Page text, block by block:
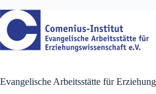
Evangelische Arbeitsstätte für